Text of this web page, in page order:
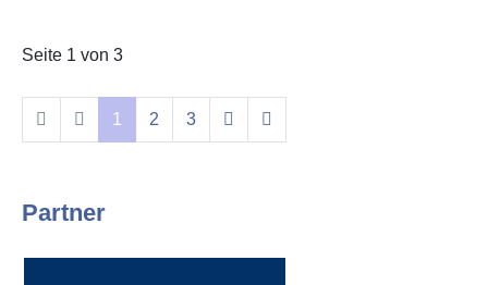
Partner
Seite 1 von 3
1 2 3